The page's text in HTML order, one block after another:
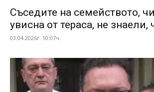
Съседите на семейството,
увисна от тераса, не знаели,
03.04.2026г. 10:07ч.